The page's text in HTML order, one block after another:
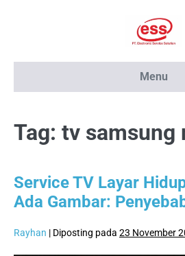
Menu
Tag: tv samsung
Service TV Layar
Ada Gambar:
Rayhan | Diposting pada 23 November